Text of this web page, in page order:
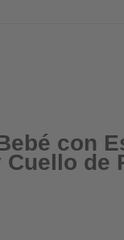
con
Cuello de